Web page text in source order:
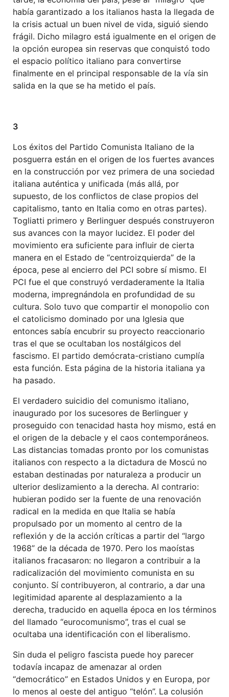
había garantizado a los italianos hasta la llegada de
la crisis actual un buen nivel de vida, siguió siendo
frágil. Dicho milagro está igualmente en el origen de
la opción europea sin reservas que conquistó todo
el espacio político italiano para convertirse
finalmente en el principal responsable de la vía sin
salida en la que se ha metido el país.
3
Los éxitos del Partido Comunista Italiano de la
posguerra están en el origen de los fuertes avances
en la construcción por vez primera de una sociedad
italiana auténtica y unificada (más allá, por
supuesto, de los conflictos de clase propios del
capitalismo, tanto en Italia como en otras partes).
Togliatti primero y Berlinguer después construyeron
sus avances con la mayor lucidez. El poder del
movimiento era suficiente para influir de cierta
manera en el Estado de “centroizquierda” de la
época, pese al encierro del PCI sobre sí mismo. El
PCI fue el que construyó verdaderamente la Italia
moderna, impregnándola en profundidad de su
cultura. Solo tuvo que compartir el monopolio con
el catolicismo dominado por una Iglesia que
entonces sabía encubrir su proyecto reaccionario
tras el que se ocultaban los nostálgicos del
fascismo. El partido demócrata-cristiano cumplía
esta función. Esta página de la historia italiana ya
ha pasado.
El verdadero suicidio del comunismo italiano,
inaugurado por los sucesores de Berlinguer y
proseguido con tenacidad hasta hoy mismo, está en
el origen de la debacle y el caos contemporáneos.
Las distancias tomadas pronto por los comunistas
italianos con respecto a la dictadura de Moscú no
estaban destinadas por naturaleza a producir un
ulterior deslizamiento a la derecha. Al contrario:
hubieran podido ser la fuente de una renovación
radical en la medida en que Italia se había
propulsado por un momento al centro de la
reflexión y de la acción críticas a partir del “largo
1968” de la década de 1970. Pero los maoístas
italianos fracasaron: no llegaron a contribuir a la
radicalización del movimiento comunista en su
conjunto. Sí contribuyeron, al contrario, a dar una
legitimidad aparente al desplazamiento a la
derecha, traducido en aquella época en los términos
del llamado “eurocomunismo”, tras el cual se
ocultaba una identificación con el liberalismo.
Sin duda el peligro fascista puede hoy parecer
todavía incapaz de amenazar al orden
“democrático” en Estados Unidos y en Europa, por
lo menos al oeste del antiguo “telón”. La colusión